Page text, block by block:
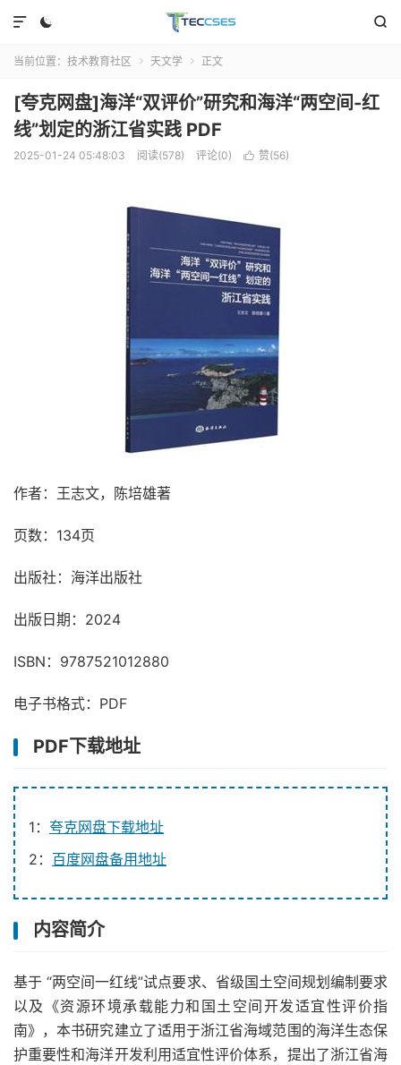
 

当前位置： 技术教育社区  天文学  正文
[夸克网盘]海洋“双评价”研究和海洋“两空间-红
线”划定的浙江省实践 PDF
2025-01-24 05:48:03 阅读(578) 评论(0)  赞(56)
作者：王志文，陈培雄著
页数：134页
出版社：海洋出版社
出版日期：2024
ISBN：9787521012880
电子书格式：PDF
PDF下载地址
1： 夸克网盘下载地址
2： 百度网盘备用地址
内容简介
基于 “两空间一红线”试点要求、省级国土空间规划编制要求
以及《资源环境承载能力和国土空间开发适宜性评价指
南》，本书研究建立了适用于浙江省海域范围的海洋生态保
护重要性和海洋开发利用适宜性评价体系，提出了浙江省海